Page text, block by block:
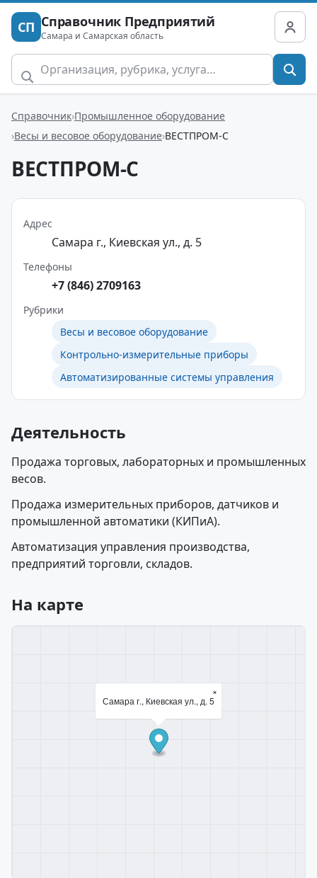
СП Справочник Предприятий
Самара и Самарская область
Справочник Промышленное оборудование
Весы и весовое оборудование ВЕСТПРОМ-С
ВЕСТПРОМ-С
Адрес
Самара г., Киевская ул., д. 5
Телефоны
+7 (846) 2709163
Рубрики
Весы и весовое оборудование
Контрольно-измерительные приборы
Автоматизированные системы управления
Деятельность
Продажа торговых, лабораторных и промышленных
весов.
Продажа измерительных приборов, датчиков и
промышленной автоматики (КИПиА).
Автоматизация управления производства,
предприятий торговли, складов.
На карте
Самара г., Киевская ул., д. 5
×